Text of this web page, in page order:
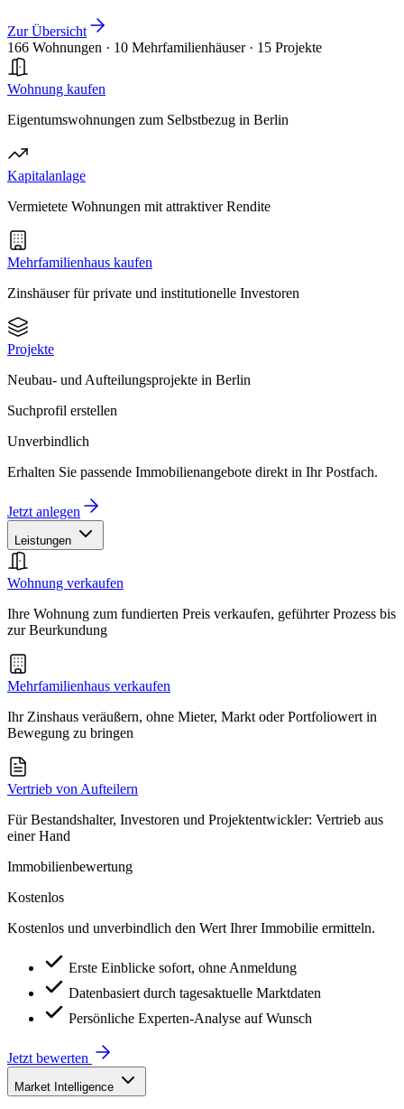
Zur Übersicht
166 Wohnungen · 10 Mehrfamilienhäuser · 15 Projekte
Wohnung kaufen
Eigentumswohnungen zum Selbstbezug in Berlin
Kapitalanlage
Vermietete Wohnungen mit attraktiver Rendite
Mehrfamilienhaus kaufen
Zinshäuser für private und institutionelle Investoren
Projekte
Neubau- und Aufteilungsprojekte in Berlin
Suchprofil erstellen
Unverbindlich
Erhalten Sie passende Immobilienangebote direkt in Ihr Postfach.
Jetzt anlegen
Leistungen
Wohnung verkaufen
Ihre Wohnung zum fundierten Preis verkaufen, geführter Prozess bis
zur Beurkundung
Mehrfamilienhaus verkaufen
Ihr Zinshaus veräußern, ohne Mieter, Markt oder Portfoliowert in
Bewegung zu bringen
Vertrieb von Aufteilern
Für Bestandshalter, Investoren und Projektentwickler: Vertrieb aus
einer Hand
Immobilienbewertung
Kostenlos
Kostenlos und unverbindlich den Wert Ihrer Immobilie ermitteln.
Erste Einblicke sofort, ohne Anmeldung
Datenbasiert durch tagesaktuelle Marktdaten
Persönliche Experten-Analyse auf Wunsch
Jetzt bewerten
Market Intelligence